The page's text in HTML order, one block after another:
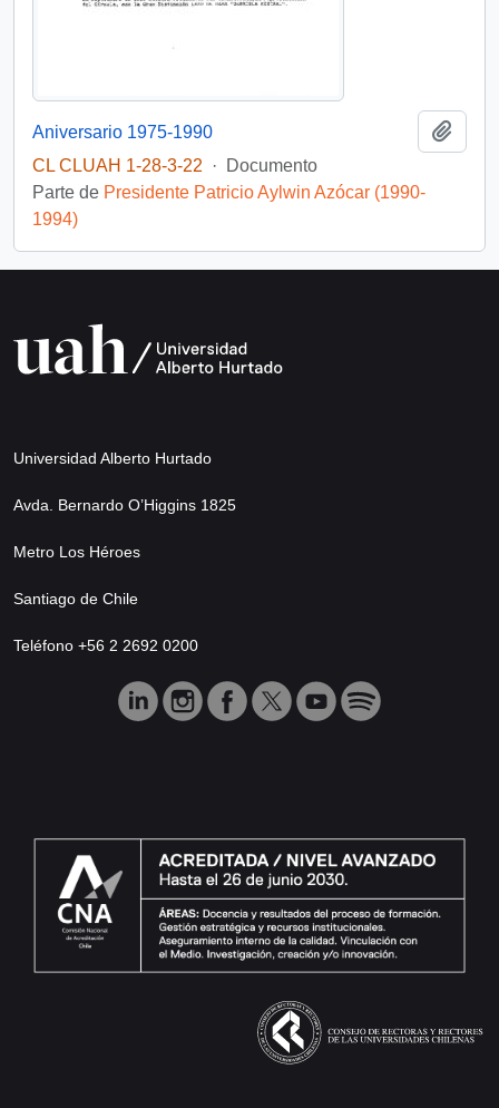
Aniversario 1975-1990
CL CLUAH 1-28-3-22
·
Documento
Parte de Presidente Patricio Aylwin Azócar (1990-
1994)
Universidad Alberto Hurtado
Avda. Bernardo O’Higgins 1825
Metro Los Héroes
Santiago de Chile
Teléfono +56 2 2692 0200